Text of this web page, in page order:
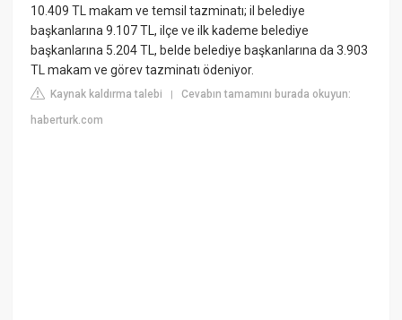
10.409 TL makam ve temsil tazminatı; il belediye
başkanlarına 9.107 TL, ilçe ve ilk kademe belediye
başkanlarına 5.204 TL, belde belediye başkanlarına da 3.903
TL makam ve görev tazminatı ödeniyor.
Kaynak kaldırma talebi |Cevabın tamamını burada okuyun:
haberturk.com